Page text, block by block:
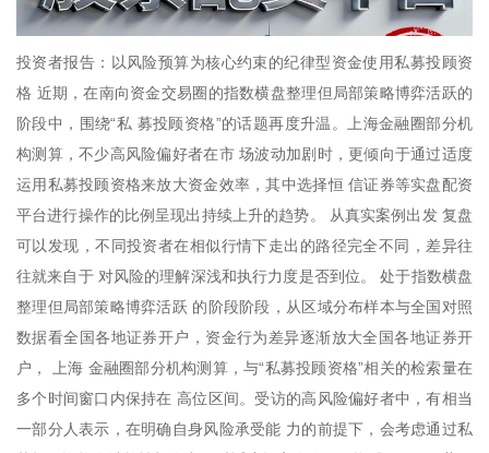
投资者报告：以风险预算为核心约束的纪律型资金使用私募投顾资
格 近期，在南向资金交易圈的指数横盘整理但局部策略博弈活跃的
阶段中，围绕“私 募投顾资格”的话题再度升温。上海金融圈部分机
构测算，不少高风险偏好者在市 场波动加剧时，更倾向于通过适度
运用私募投顾资格来放大资金效率，其中选择恒 信证券等实盘配资
平台进行操作的比例呈现出持续上升的趋势。 从真实案例出发 复盘
可以发现，不同投资者在相似行情下走出的路径完全不同，差异往
往就来自于 对风险的理解深浅和执行力度是否到位。 处于指数横盘
整理但局部策略博弈活跃 的阶段阶段，从区域分布样本与全国对照
数据看全国各地证券开户，资金行为差异逐渐放大全国各地证券开
户， 上海 金融圈部分机构测算，与“私募投顾资格”相关的检索量在
多个时间窗口内保持在 高位区间。受访的高风险偏好者中，有相当
一部分人表示，在明确自身风险承受能 力的前提下，会考虑通过私